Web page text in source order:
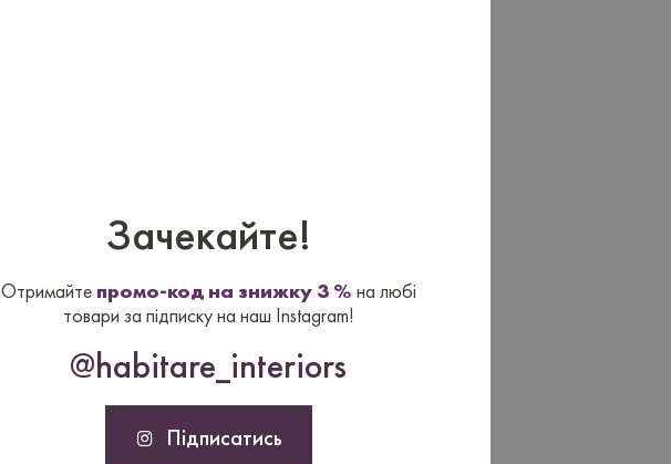
Зачекайте!
Отримайте промо-код на знижку 3 % на любі
товари за підписку на наш Instagram!
@habitare_interiors
Підписатись